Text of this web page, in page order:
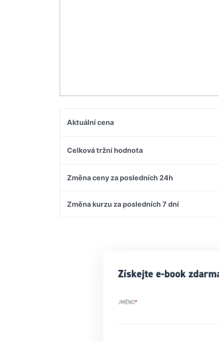
Aktuální cena
Celková tržní hodnota
Změna ceny za posledních 24h
Změna kurzu za posledních 7 dní